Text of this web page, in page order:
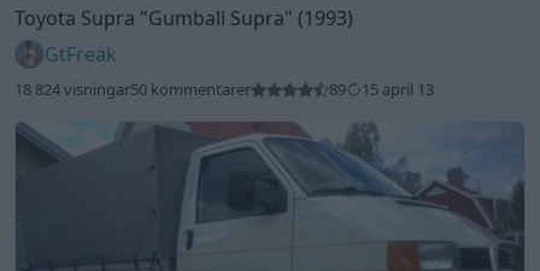
Toyota Supra "Gumball Supra" (1993)
GtFreak
18 824 visningar50 kommentarer 89 15 april 13